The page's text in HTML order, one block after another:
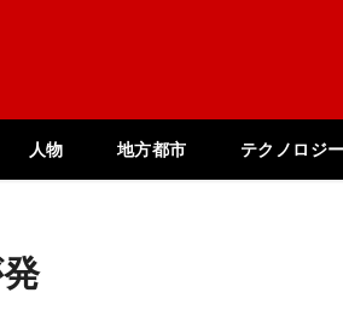
人物 地方都市 テクノロジ